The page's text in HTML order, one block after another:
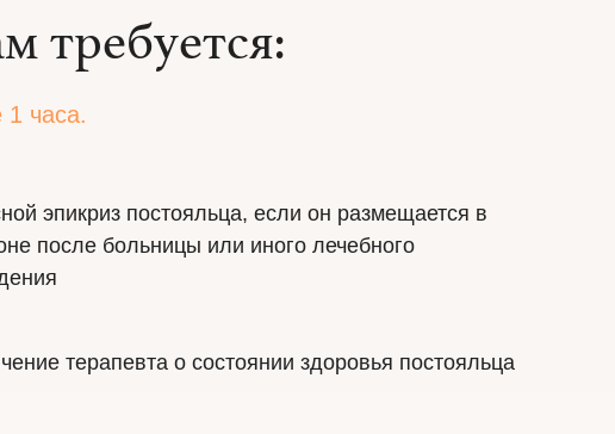
требуется:
часа.
эпикриз постояльца, если он размещается в
после больницы или иного лечебного
терапевта о состоянии здоровья постояльца